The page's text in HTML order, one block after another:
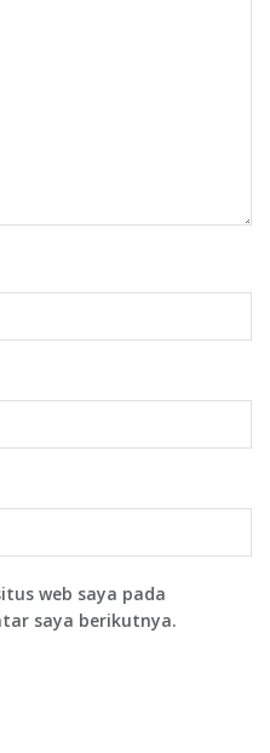
web saya pada
saya berikutnya.